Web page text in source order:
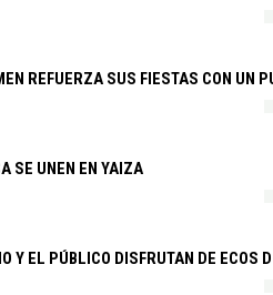
REFUERZA SUS FIESTAS CON UN
SE UNEN EN YAIZA
Y EL PÚBLICO DISFRUTAN DE ECOS